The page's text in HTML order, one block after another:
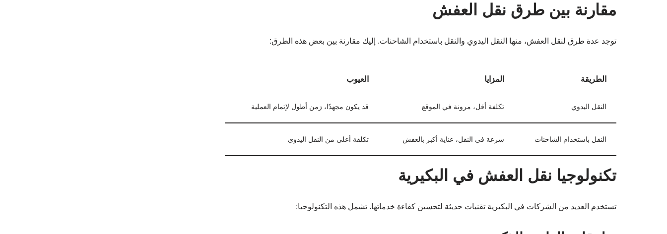
مقارنة بين طرق نقل العفش
توجد عدة طرق لنقل العفش، منها النقل اليدوي والنقل باستخدام الشاحنات. إليك مقارنة بين بعض هذه الطرق:
الطريقة المزايا العيوب
النقل اليدوي تكلفة أقل، مرونة في الموقع قد يكون مجهدًا، زمن أطول لإتمام العملية
النقل باستخدام الشاحنات سرعة في النقل، عناية أكبر بالعفش تكلفة أعلى من النقل اليدوي
تكنولوجيا نقل العفش في البكيرية
تستخدم العديد من الشركات في البكيرية تقنيات حديثة لتحسين كفاءة خدماتها. تشمل هذه التكنولوجيا: